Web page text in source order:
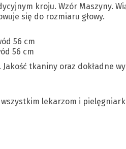
kroju. Wzór Maszyny.
się do rozmiaru głowy.
56 cm
56 cm
Jakość tkaniny oraz dokładne
lekarzom i